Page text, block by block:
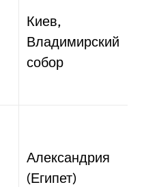
Киев,
Владимирский
собор
Александрия
(Египет)